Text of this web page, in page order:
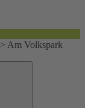
> Am Volkspark